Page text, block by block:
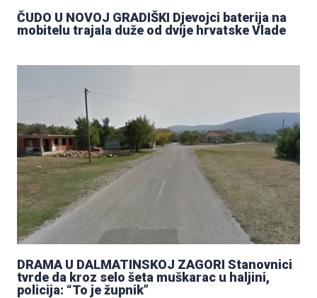
ČUDO U NOVOJ GRADIŠKI Djevojci baterija na
mobitelu trajala duže od dvije hrvatske Vlade
DRAMA U DALMATINSKOJ ZAGORI Stanovnici
tvrde da kroz selo šeta muškarac u haljini,
policija: “To je župnik”